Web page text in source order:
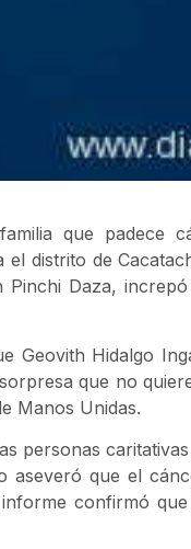
que padece
el distrito de
Pinchi Daza,
Geovith Hidalgo
que no
Manos Unidas.
personas
aseveró que el
confirmó